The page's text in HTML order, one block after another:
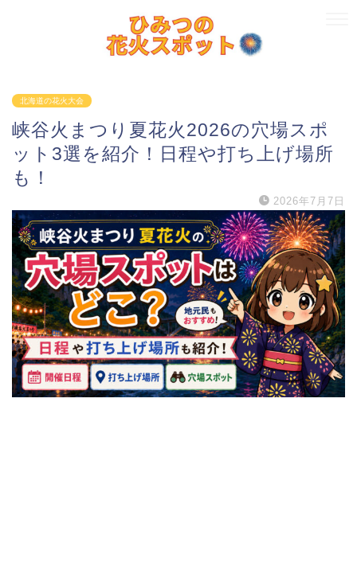
北海道の花火大会
峡谷火まつり夏花火2026の穴場スポ
ット3選を紹介！日程や打ち上げ場所
も！
2026年7月7日